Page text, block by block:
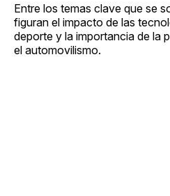
Entre los temas clave que se
figuran el impacto de las
deporte y la importancia de la
el automovilismo.